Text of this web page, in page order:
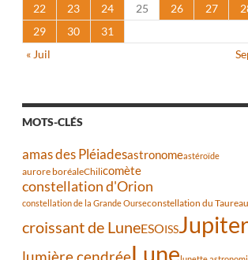
22
23 24 25 26 27
29
30
31
« Juil
MOTS-CLÉS
amas des Pléiadesastronomeastéroïde
aurore boréaleChilicomète
constellation d'Orion
constellation de la Grande Ourseconstellation du Taureau
croissant de LuneESOISSJupiter
lumière cendréeLune